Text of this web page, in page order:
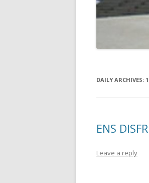
DAILY ARCHIVES:
ENS
Leave a reply